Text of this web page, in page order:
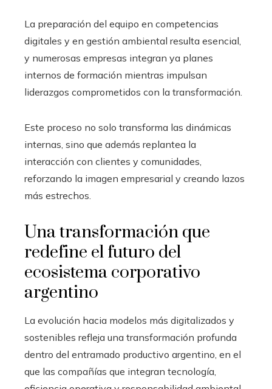
La preparación del equipo en competencias
digitales y en gestión ambiental resulta esencial,
y numerosas empresas integran ya planes
internos de formación mientras impulsan
liderazgos comprometidos con la transformación.
Este proceso no solo transforma las dinámicas
internas, sino que además replantea la
interacción con clientes y comunidades,
reforzando la imagen empresarial y creando lazos
más estrechos.
Una transformación que
redefine el futuro del
ecosistema corporativo
argentino
La evolución hacia modelos más digitalizados y
sostenibles refleja una transformación profunda
dentro del entramado productivo argentino, en el
que las compañías que integran tecnología,